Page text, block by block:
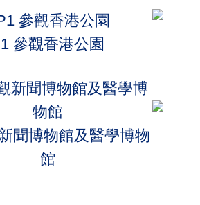
參觀香港公園
聞博物館及醫學博物
館